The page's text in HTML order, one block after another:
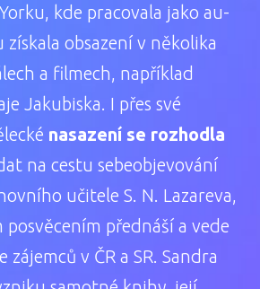
kde pracovala jako au-
obsazení v několika
a filmech, například
Jakubiska. I přes své
nasazení se rozhodla
na cestu sebeobjevování
učitele S. N. Lazareva,
posvěcením přednáší a vede
zájemců v ČR a SR. Sandra